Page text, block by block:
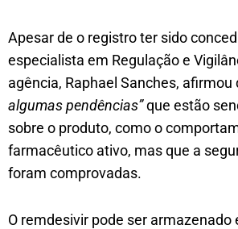
Apesar de o registro ter sido
especialista em Regulação e
agência, Raphael Sanches, afirmou
algumas pendências”que estão
sobre o produto, como o
farmacêutico ativo, mas que a
foram comprovadas.
O remdesivir pode ser